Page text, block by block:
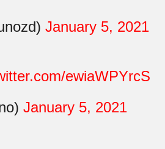
January 5, 2021
ewiaWPYrcS
January 5, 2021